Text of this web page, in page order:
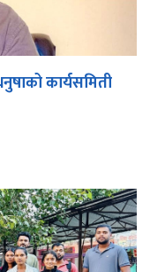
कार्यसमिती